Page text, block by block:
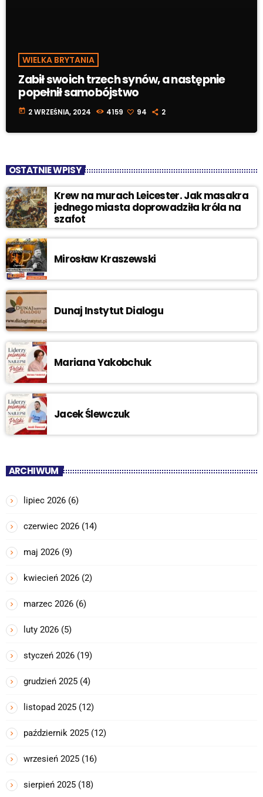
WIELKA BRYTANIA
Zabił swoich trzech synów, a następnie
popełnił samobójstwo
today 2 WRZEŚNIA, 2024 4159 94 2
OSTATNIE WPISY
Krew na murach Leicester. Jak masakra
jednego miasta doprowadziła króla na
szafot
Mirosław Kraszewski
Dunaj Instytut Dialogu
Mariana Yakobchuk
Jacek Ślewczuk
ARCHIWUM
lipiec 2026 (6)
czerwiec 2026 (14)
maj 2026 (9)
kwiecień 2026 (2)
marzec 2026 (6)
luty 2026 (5)
styczeń 2026 (19)
grudzień 2025 (4)
listopad 2025 (12)
październik 2025 (12)
wrzesień 2025 (16)
sierpień 2025 (18)